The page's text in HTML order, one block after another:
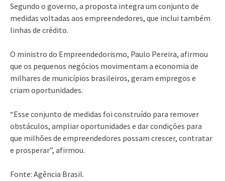
Segundo o governo, a proposta integra um conjunto de
medidas voltadas aos empreendedores, que inclui também
linhas de crédito.
O ministro do Empreendedorismo, Paulo Pereira, afirmou
que os pequenos negócios movimentam a economia de
milhares de municípios brasileiros, geram empregos e
criam oportunidades.
“Esse conjunto de medidas foi construído para remover
obstáculos, ampliar oportunidades e dar condições para
que milhões de empreendedores possam crescer, contratar
e prosperar”, afirmou.
Fonte: Agência Brasil.